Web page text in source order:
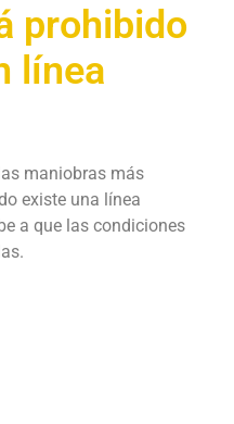
prohibido
línea
maniobras más
existe una línea
a que las condiciones